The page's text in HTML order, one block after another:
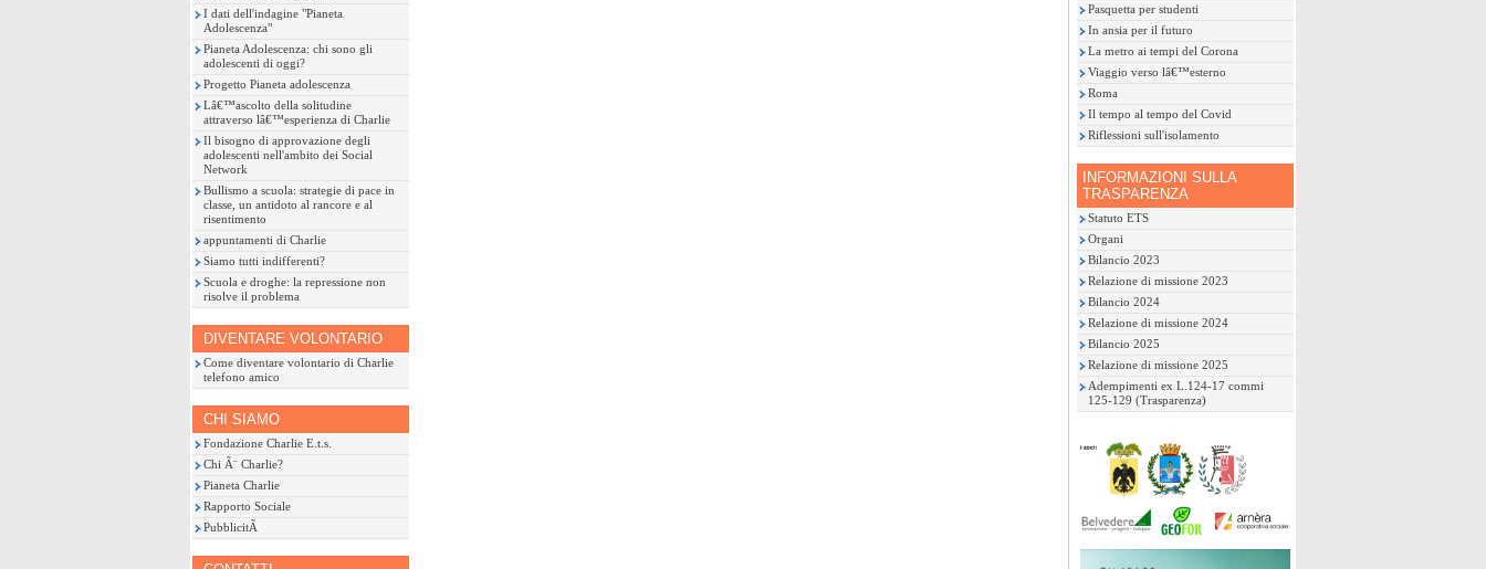
I dati dell'indagine "Pianeta
Adolescenza"
Pianeta Adolescenza: chi sono gli
adolescenti di oggi?
Progetto Pianeta adolescenza
Lâ€™ascolto della solitudine
attraverso lâ€™esperienza di Charlie
Il bisogno di approvazione degli
adolescenti nell'ambito dei Social
Network
Bullismo a scuola: strategie di pace in
classe, un antidoto al rancore e al
risentimento
appuntamenti di Charlie
Siamo tutti indifferenti?
Scuola e droghe: la repressione non
risolve il problema
DIVENTARE VOLONTARIO
Come diventare volontario di Charlie
telefono amico
CHI SIAMO
Fondazione Charlie E.t.s.
Chi Ã¨ Charlie?
Pianeta Charlie
Rapporto Sociale
PubblicitÃ
Pasquetta per studenti
In ansia per il futuro
La metro ai tempi del Corona
Viaggio verso lâ€™esterno
Roma
Il tempo al tempo del Covid
Riflessioni sull'isolamento
INFORMAZIONI SULLA
TRASPARENZA
Statuto ETS
Organi
Bilancio 2023
Relazione di missione 2023
Bilancio 2024
Relazione di missione 2024
Bilancio 2025
Relazione di missione 2025
Adempimenti ex L.124-17 commi
125-129 (Trasparenza)